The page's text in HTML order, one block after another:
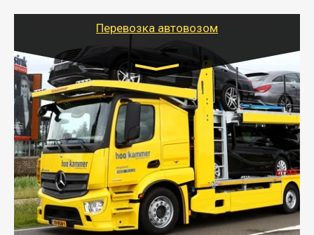
Перевозка автовозом
Цена за км. Рассчитывается
индивидуально
- Перевозка автовозом от Тайгер Логистик – это
быстрый и безопасный способ доставить несколько
легковых автомобилей за одну поездку в другой
город.
- Наша транспортная компания организует доставку
машин автовозом, подобрав оптимальный маршрут с
учетом всех особенности по пути следования.